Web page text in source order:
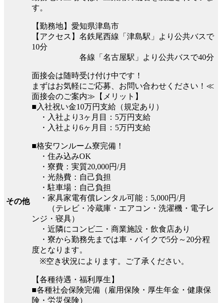
その他
す。
【勤務地】愛知県津島市
【アクセス】名鉄尾西線「津島駅」より公共バスで
10分
各線「名古屋駅」より公共バスで40分
面接会は随時受け付け中です！
まずはお気軽にご応募、お問い合わせください！≪
面接会のご案内≫【メリット】
■入社祝い金10万円支給（規定あり）
・入社より3ヶ月目：5万円支給
・入社より6ヶ月目：5万円支給
■格安ワンルーム寮完備！
・住み込みOK
・寮費：実質20,000円/月
・光熱費：自己負担
・駐車場：自己負担
・家具家電有償レンタル可能：5,000円/月
（テレビ・冷蔵庫・エアコン・洗濯機・電子レ
ンジ・寝具）
・近隣にコンビ二・商業施設・飲食店あり
・寮から勤務先までは車・バイクで5分～20分程
度となります。
※空き状況によります。ご了承ください。
【各種待遇・福利厚生】
■各種社会保険完備（雇用保険・厚生年金・健康保
険・労災保険）